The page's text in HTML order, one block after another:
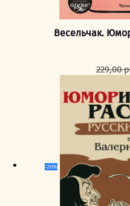
Весельчак.
229,00
-20%